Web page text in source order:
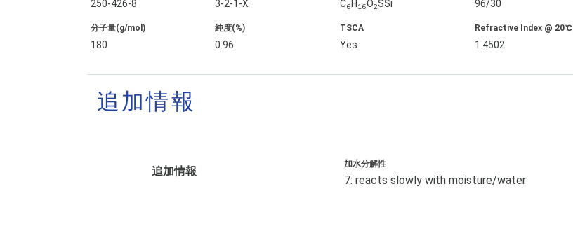
250-426-8 3-2-1-X C6 H 16O2SSi
分子量(g/mol)
180
純度(%)
0.96
TSCA
Yes
96/30
Refractive Index @ 20℃
1.4502
追加情報
追加情報
加水分解性
7: reacts slowly with moisture/water